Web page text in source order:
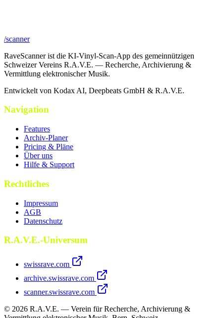
/scanner
RaveScanner ist die KI-Vinyl-Scan-App des gemeinnützigen
Schweizer Vereins R.A.V.E. — Recherche, Archivierung &
Vermittlung elektronischer Musik.
Entwickelt von Kodax AI, Deepbeats GmbH & R.A.V.E.
Navigation
Features
Archiv-Planer
Pricing & Pläne
Über uns
Hilfe & Support
Rechtliches
Impressum
AGB
Datenschutz
R.A.V.E.-Universum
swissrave.com
archive.swissrave.com
scanner.swissrave.com
© 2026 R.A.V.E. — Verein für Recherche, Archivierung &